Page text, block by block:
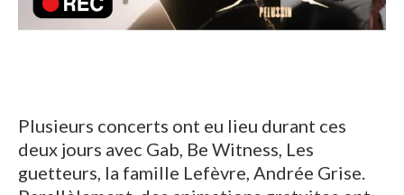
Plusieurs concerts ont eu lieu durant ces
deux jours avec Gab, Be Witness, Les
guetteurs, la famille Lefèvre, Andrée Grise.